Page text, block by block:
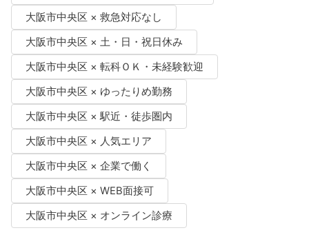
大阪市中央区 × 救急対応なし
大阪市中央区 × 土・日・祝日休み
大阪市中央区 × 転科ＯＫ・未経験歓迎
大阪市中央区 × ゆったりめ勤務
大阪市中央区 × 駅近・徒歩圏内
大阪市中央区 × 人気エリア
大阪市中央区 × 企業で働く
大阪市中央区 × WEB面接可
大阪市中央区 × オンライン診療